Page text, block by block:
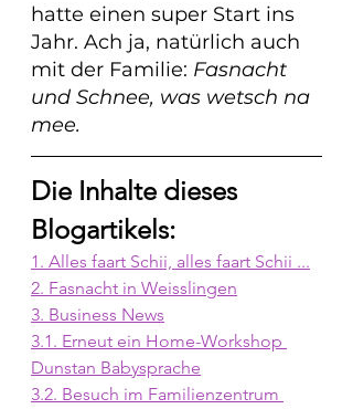
hatte einen super Start ins
Jahr. Ach ja, natürlich auch
mit der Familie: Fasnacht
und Schnee, was wetsch na
mee.
Die Inhalte dieses
Blogartikels:
1. Alles faart Schii, alles faart Schii ...
2. Fasnacht in Weisslingen
3. Business News
3.1. Erneut ein Home-Workshop
Dunstan Babysprache
3.2. Besuch im Familienzentrum